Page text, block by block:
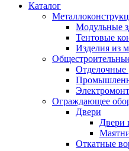
Каталог
Модульные
Тентовые
Изделия из
Отделочные
Ограждающее
Двери
Двери
Откатные